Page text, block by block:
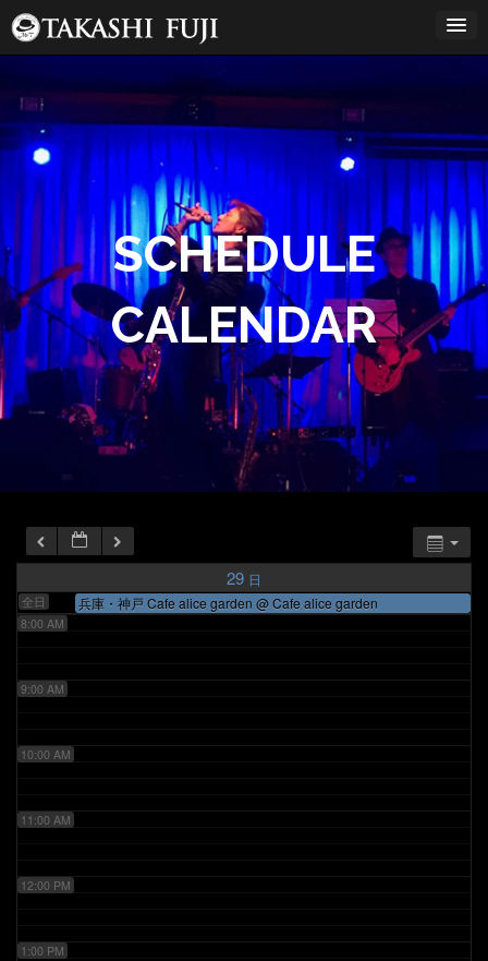
ン
テ
へ
ス
SCHEDULE
CALENDAR
29 日
全日 兵庫・神戸 Cafe alice garden @ Cafe alice garden
12:00 AM
1:00 AM
3:00 AM
4:00 AM
6:00 AM
7:00 AM
8:00 AM
9:00 AM
10:00 AM
11:00 AM
12:00 PM
1:00 PM